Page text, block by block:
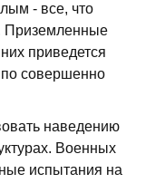
- все, что
Приземленные
приведется
по совершенно
наведению
Военных
испытания на